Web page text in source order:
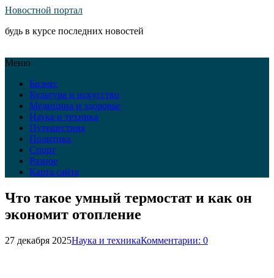
Новостной портал
будь в курсе последних новостей
Меню
Бизнес
Культура и искусство
Медицина и здоровье
Наука и техника
Путешествия
Политика
Спорт
Разное
Карта сайта
Что такое умный термостат и как он
экономит отопление
27 декабря 2025Наука и техникаКомментарии: 0